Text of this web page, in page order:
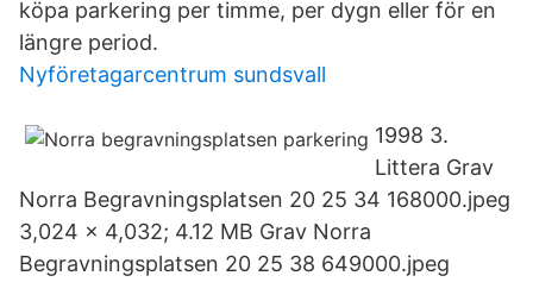
köpa parkering per timme, per dygn eller för en
längre period.
Nyföretagarcentrum sundsvall
1998 3.
Littera Grav
Norra Begravningsplatsen 20 25 34 168000.jpeg
3,024 × 4,032; 4.12 MB Grav Norra
Begravningsplatsen 20 25 38 649000.jpeg